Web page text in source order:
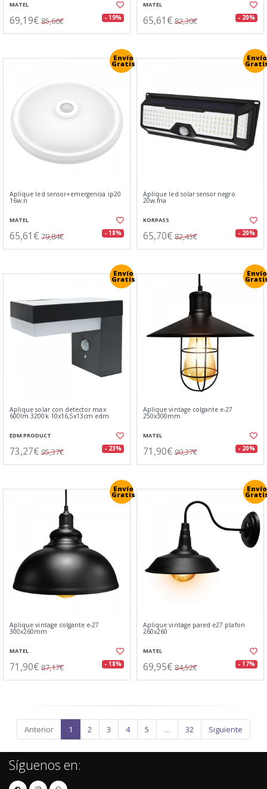
MATEL
69,19€ 85,66€ - 19%
MATEL
65,61€ 82,30€ - 20%
Envío
Gratis
Aplique led sensor+emergencia ip20
16w.n
MATEL
65,61€ 79,84€ - 18%
Envío
Aplique led solar sensor negro
20w.fria
KORPASS
65,70€ 82,43€ - 20%
Envío
Gratis
Aplique solar con detector max
600lm 3200k 10x16,5x13cm edm
EDM PRODUCT
73,27€ 95,37€ - 23%
Envío
Aplique vintage colgante e-27
250x300mm
MATEL
71,90€ 90,37€ - 20%
Envío
Gratis
Aplique vintage colgante e-27
300x260mm
MATEL
71,90€ 87,17€ - 18%
Envío
Aplique vintage pared e27 plafon
260x260
MATEL
69,95€ 84,52€ - 17%
Anterior 1 2 3 4 5 … 32 Siguiente
Síguenos en: